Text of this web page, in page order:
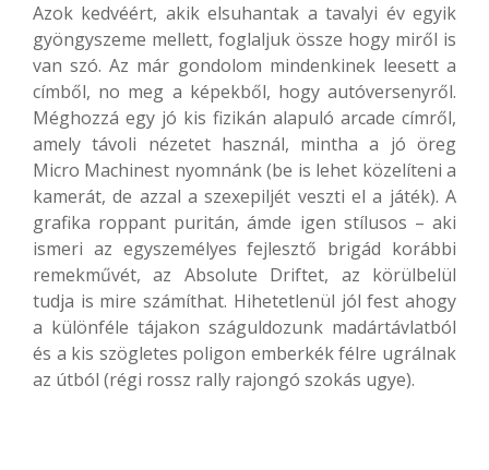
Azok kedvéért, akik elsuhantak a tavalyi év egyik
gyöngyszeme mellett, foglaljuk össze hogy miről is
van szó. Az már gondolom mindenkinek leesett a
címből, no meg a képekből, hogy autóversenyről.
Méghozzá egy jó kis fizikán alapuló arcade címről,
amely távoli nézetet használ, mintha a jó öreg
Micro Machinest nyomnánk (be is lehet közelíteni a
kamerát, de azzal a szexepiljét veszti el a játék). A
grafika roppant puritán, ámde igen stílusos – aki
ismeri az egyszemélyes fejlesztő brigád korábbi
remekművét, az Absolute Driftet, az körülbelül
tudja is mire számíthat. Hihetetlenül jól fest ahogy
a különféle tájakon száguldozunk madártávlatból
és a kis szögletes poligon emberkék félre ugrálnak
az útból (régi rossz rally rajongó szokás ugye).